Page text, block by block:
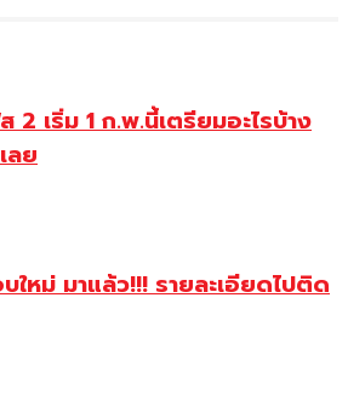
2 เริ่ม 1 ก.พ.นี้เตรียมอะไรบ้าง
ลย
ใหม่ มาแล้ว!!! รายละเอียดไปติด